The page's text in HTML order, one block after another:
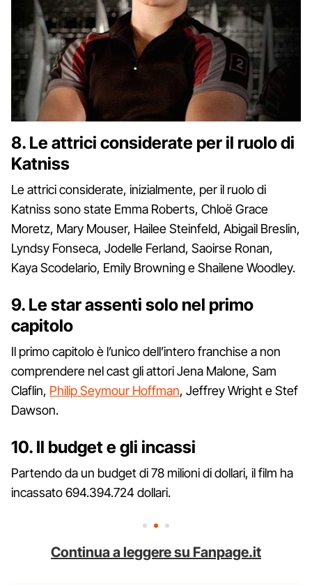
8. Le attrici considerate per il ruolo di
Katniss
Le attrici considerate, inizialmente, per il ruolo di
Katniss sono state Emma Roberts, Chloë Grace
Moretz, Mary Mouser, Hailee Steinfeld, Abigail Breslin,
Lyndsy Fonseca, Jodelle Ferland, Saoirse Ronan,
Kaya Scodelario, Emily Browning e Shailene Woodley.
9. Le star assenti solo nel primo
capitolo
Il primo capitolo è l’unico dell’intero franchise a non
comprendere nel cast gli attori Jena Malone, Sam
Claflin, Philip Seymour Hoffman, Jeffrey Wright e Stef
Dawson.
10. Il budget e gli incassi
Partendo da un budget di 78 milioni di dollari, il film ha
incassato 694.394.724 dollari.
Continua a leggere su Fanpage.it